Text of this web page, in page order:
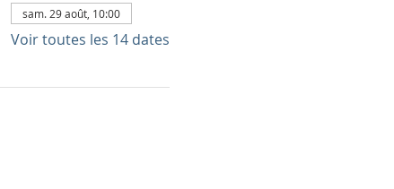
sam. 29 août, 10:00
Voir toutes les 14 dates